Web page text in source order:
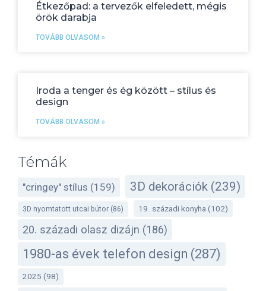
Étkezőpad: a tervezők elfeledett, mégis
örök darabja
TOVÁBB OLVASOM »
Iroda a tenger és ég között – stílus és
design
TOVÁBB OLVASOM »
Témák
"cringey" stílus (159) 3D dekorációk (239)
3D nyomtatott utcai bútor (86) 19. századi konyha (102)
20. századi olasz dizájn (186)
1980-as évek telefon design (287)
2025 (98)